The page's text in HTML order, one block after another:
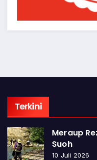
Terkini
Meraup
Suoh
10 Juli 2026